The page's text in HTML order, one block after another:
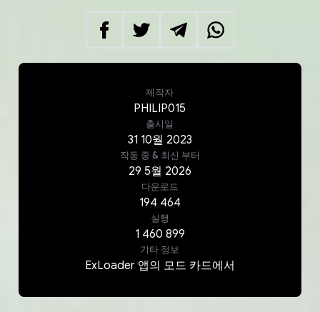
제작자
PHILIP015
출시일
31 10월 2023
작동 중 & 최신 부터
29 5월 2026
다운로드
194 464
실행
1 460 899
기타 정보
ExLoader 앱의 모드 카드에서